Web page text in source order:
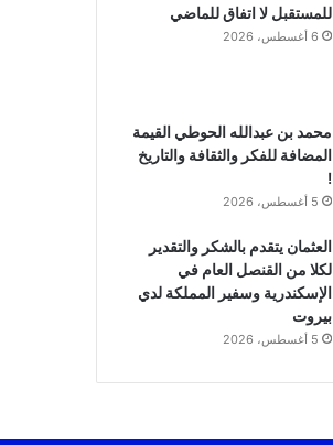
للمستقبل لا اتفاق للماضي
6 أغسطس، 2026
محمد بن عبدالله الحوطي القيمة
المضافة للفكر والثقافة والتاريخ
!
5 أغسطس، 2026
العثمان يتقدم بالشكر والتقدير
لكلا من القنصل العام في
الإسكندرية وسفير المملكة لدي
بيروت
5 أغسطس، 2026